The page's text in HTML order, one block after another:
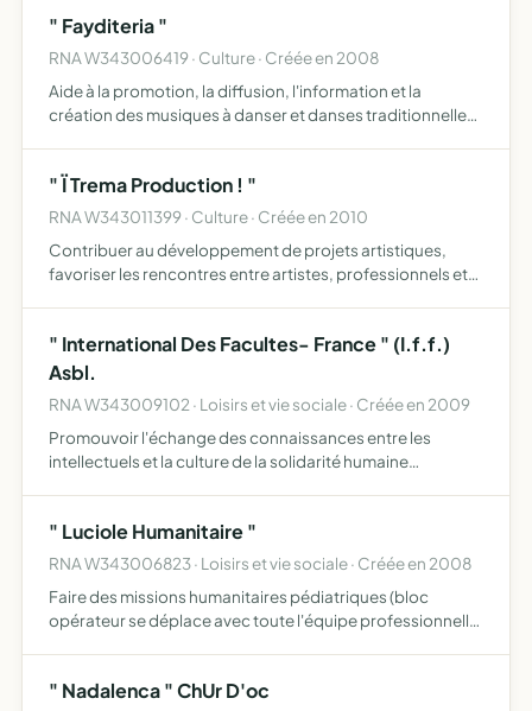
rapproche…
" Fayditeria "
RNA W343006419 · Culture · Créée en 2008
Aide à la promotion, la diffusion, l'information et la
création des musiques à danser et danses traditionnelles
" Ï Trema Production ! "
RNA W343011399 · Culture · Créée en 2010
Contribuer au développement de projets artistiques,
favoriser les rencontres entre artistes, professionnels et
" International Des Facultes- France " (I.f.f.)
Asbl.
RNA W343009102 · Loisirs et vie sociale · Créée en 2009
Promouvoir l'échange des connaissances entre les
intellectuels et la culture de la solidarité humaine
travers l'échange d…
" Luciole Humanitaire "
RNA W343006823 · Loisirs et vie sociale · Créée en 2008
Faire des missions humanitaires pédiatriques (bloc
opérateur se déplace avec toute l'équipe professionnelle
" Nadalenca " ChUr D'oc